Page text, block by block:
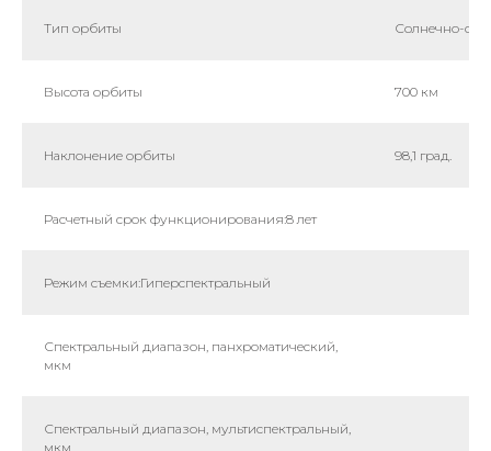
Тип орбиты Солнечно-
Высота орбиты 700 км
Наклонение орбиты 98,1 град.
Расчетный срок функционирования:8 лет
Режим съемки:Гиперспектральный
Спектральный диапазон, панхроматический,
мкм
Спектральный диапазон, мультиспектральный,
мкм